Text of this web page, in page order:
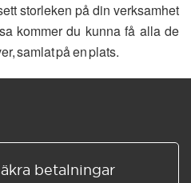
storleken på din verksamhet
kommer du kunna få alla de
samlat på en plats.
betalningar